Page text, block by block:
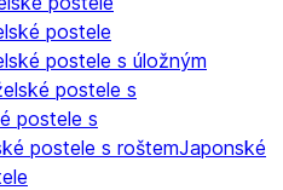
postele
postele s úložným
postele s
postele s
postele s roštemJaponské